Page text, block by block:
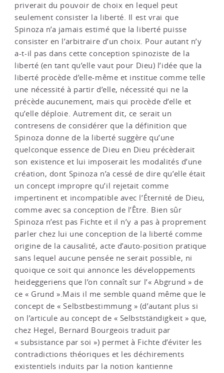
priverait du pouvoir de choix en lequel peut
seulement consister la liberté. Il est vrai que
Spinoza n’a jamais estimé que la liberté puisse
consister en l’arbitraire d’un choix. Pour autant n’y
a-t-il pas dans cette conception spinoziste de la
liberté (en tant qu’elle vaut pour Dieu) l’idée que la
liberté procède d’elle-même et institue comme telle
une nécessité à partir d’elle, nécessité qui ne la
précède aucunement, mais qui procède d’elle et
qu’elle déploie. Autrement dit, ce serait un
contresens de considérer que la définition que
Spinoza donne de la liberté suggère qu’une
quelconque essence de Dieu en Dieu précèderait
son existence et lui imposerait les modalités d’une
création, dont Spinoza n’a cessé de dire qu’elle était
un concept impropre qu’il rejetait comme
impertinent et incompatible avec l’Éternité de Dieu,
comme avec sa conception de l’Être. Bien sûr
Spinoza n’est pas Fichte et il n’y a pas à proprement
parler chez lui une conception de la liberté comme
origine de la causalité, acte d’auto-position pratique
sans lequel aucune pensée ne serait possible, ni
quoique ce soit qui annonce les développements
heideggeriens que l’on connaît sur l’« Abgrund » de
ce « Grund ».Mais il me semble quand même que le
concept de « Selbstbestimmung » (d’autant plus si
on l’articule au concept de « Selbstständigkeit » que,
chez Hegel, Bernard Bourgeois traduit par
« subsistance par soi ») permet à Fichte d’éviter les
contradictions théoriques et les déchirements
existentiels induits par la notion kantienne